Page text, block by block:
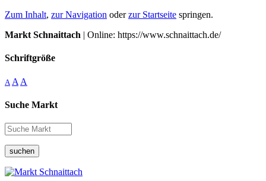
Zum Inhalt, zur Navigation oderzur Startseite springen.
Markt Schnaittach | Online: https://www.schnaittach.de/
Schriftgröße
A A A
Suche Markt
suchen